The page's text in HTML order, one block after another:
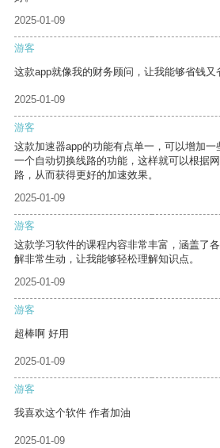
2025-01-09
游客
这款app就像我的财务顾问，让我能够省钱又
2025-01-09
游客
这款加速器app的功能有点单一，可以增加
一个自动切换线路的功能，这样就可以根据
路，从而获得更好的加速效果。
2025-01-09
游客
这款学习软件的课程内容非常丰富，涵盖了
解非常生动，让我能够轻松理解知识点。
2025-01-09
游客
超棒啊 好用
2025-01-09
游客
我喜欢这个软件 作者加油
2025-01-09